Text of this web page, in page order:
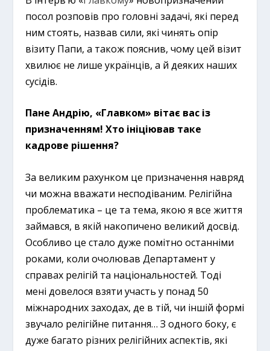
посол розповів про головні задачі, які перед
ним стоять, назвав сили, які чинять опір
візиту Папи, а також пояснив, чому цей візит
хвилює не лише українців, а й деяких наших
сусідів.
Пане Андрію, «Главком» вітає вас із
призначенням! Хто ініціював таке
кадрове рішення?
За великим рахунком це призначення навряд
чи можна вважати несподіваним. Релігійна
проблематика – це та тема, якою я все життя
займався, в якій накопичено великий досвід.
Особливо це стало дуже помітно останніми
роками, коли очолював Департамент у
справах релігій та національностей. Тоді
мені довелося взяти участь у понад 50
міжнародних заходах, де в тій, чи іншій формі
звучало релігійне питання… З одного боку, є
дуже багато різних релігійних аспектів, які